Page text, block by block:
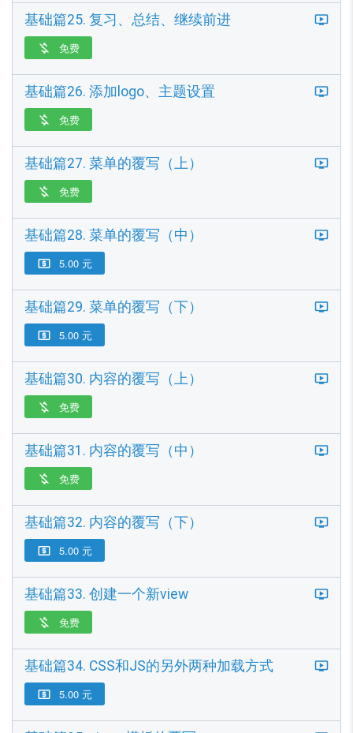
基础篇25. 复习、总结、继续前进
 免费
基础篇26. 添加logo、主题设置
 免费
基础篇27. 菜单的覆写（上）
 免费
基础篇28. 菜单的覆写（中）
 5.00 元
基础篇29. 菜单的覆写（下）
 5.00 元
基础篇30. 内容的覆写（上）
 免费
基础篇31. 内容的覆写（中）
 免费
基础篇32. 内容的覆写（下）
 5.00 元
基础篇33. 创建一个新view
 免费
基础篇34. CSS和JS的另外两种加载方式
 5.00 元